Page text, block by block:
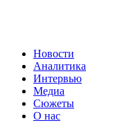
Новости
Аналитика
Интервью
Медиа
Сюжеты
О нас